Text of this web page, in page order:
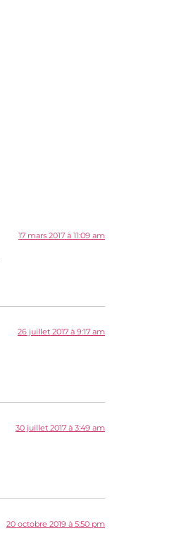
17 mars 2017 à 11:09 am
26 juillet 2017 à 9:17 am
30 juillet 2017 à 3:49 am
20 octobre 2019 à 5:50 pm